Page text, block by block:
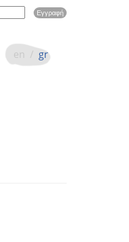
Name
en / gr